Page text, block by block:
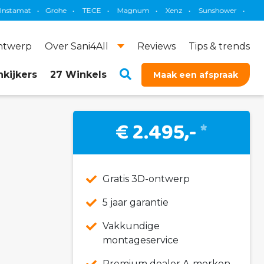
• Grohe • TECE • Magnum • Xenz Sunshower • Thebalux
Over Sani4All Reviews Tips & trends
27 Winkels Maak een afspraak
€ 2.495,-*
Gratis 3D-ontwerp
5 jaar garantie
Vakkundige
montageservice